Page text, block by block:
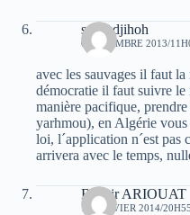
safro djihoh
6 DÉCEMBRE 2013/
avec les sauvages il faut
démocratie il faut suivre le
manière pacifique,
yarhmou), en Algérie
loi, l´application n´est pas
arrivera avec le temps,
Bachir ARIOUAT
11 JANVIER 2014/20H55